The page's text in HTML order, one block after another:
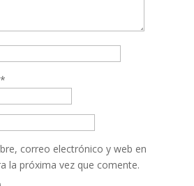
*
correo electrónico y web en
la próxima vez que comente.